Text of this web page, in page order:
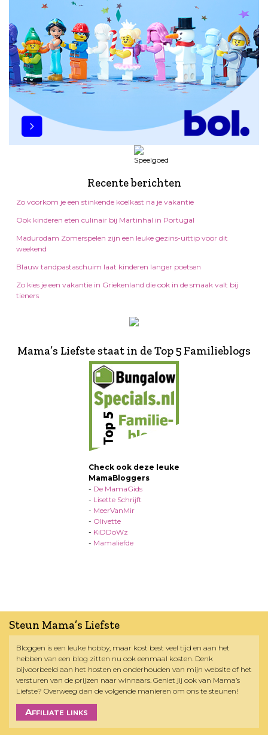
Recente berichten
Zo voorkom je een stinkende koelkast na je vakantie
Ook kinderen eten culinair bij Martinhal in Portugal
Madurodam Zomerspelen zijn een leuke gezins-uittip voor dit
weekend
Blauw tandpastaschuim laat kinderen langer poetsen
Zo kies je een vakantie in Griekenland die ook in de smaak valt bij
tieners
Mama’s Liefste staat in de Top 5 Familieblogs
Check ook deze leuke
MamaBloggers
- De MamaGids
- Lisette Schrijft
- MeerVanMir
- Olivette
- KiDDoWz
- Mamaliefde
Steun Mama’s Liefste
Bloggen is een leuke hobby, maar kost best veel tijd en aan het
hebben van een blog zitten nu ook eenmaal kosten. Denk
bijvoorbeeld aan het hosten en onderhouden van mijn website of het
versturen van de prijzen naar winnaars. Geniet jij ook van Mama’s
Liefste? Overweeg dan de volgende manieren om ons te steunen!
Affiliate links